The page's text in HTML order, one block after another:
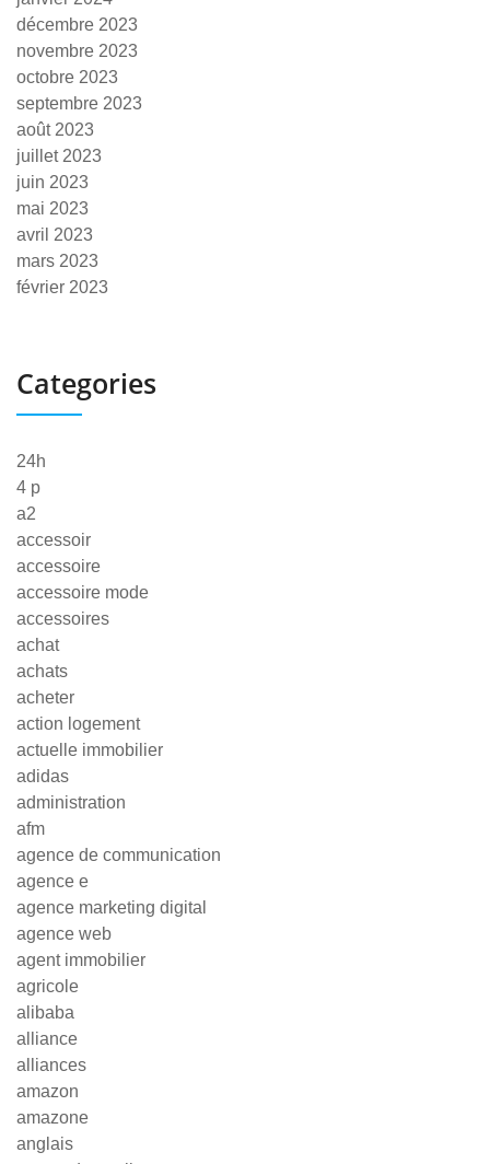
décembre 2023
novembre 2023
octobre 2023
septembre 2023
août 2023
juillet 2023
juin 2023
mai 2023
avril 2023
mars 2023
février 2023
Categories
24h
4 p
a2
accessoir
accessoire
accessoire mode
accessoires
achat
achats
acheter
action logement
actuelle immobilier
adidas
administration
afm
agence de communication
agence e
agence marketing digital
agence web
agent immobilier
agricole
alibaba
alliance
alliances
amazon
amazone
anglais